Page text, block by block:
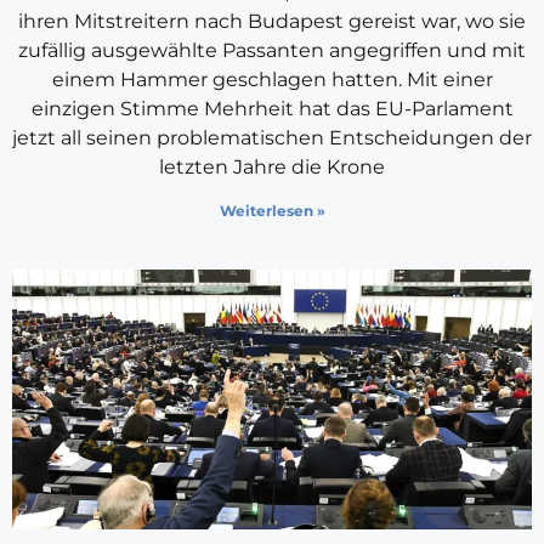
ihren Mitstreitern nach Budapest gereist war, wo sie
zufällig ausgewählte Passanten angegriffen und mit
einem Hammer geschlagen hatten. Mit einer
einzigen Stimme Mehrheit hat das EU-Parlament
jetzt all seinen problematischen Entscheidungen der
letzten Jahre die Krone
Weiterlesen »